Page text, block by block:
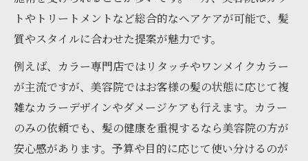
トやトリートメントなど総合的なヘアケアが可能で、髪
質やスタイルに合わせた提案が魅力です。
例えば、カラー専門店ではリタッチやワンメイクカラー
が主流ですが、美容院ではお客様の髪の状態に応じて複
雑なカラーデザインやダメージケアも行えます。カラー
のみの依頼でも、髪の健康を重視するなら美容院の方が
安心感があります。予算や目的に応じて使い分けるのが